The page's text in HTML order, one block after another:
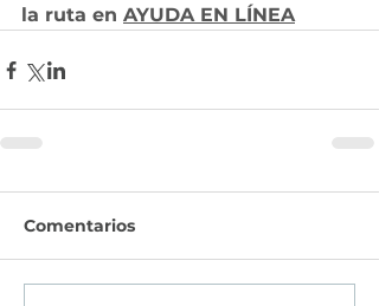
la ruta en AYUDA EN LÍNEA
Comentarios